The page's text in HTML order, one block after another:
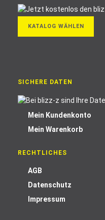
KATALOG WÄHLEN
SICHERE DATEN
Mein Kundenkonto
Mein Warenkorb
RECHTLICHES
AGB
Datenschutz
Impressum